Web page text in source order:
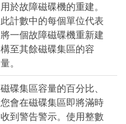
用於故障磁碟機的重建。
此計數中的每個單位代表
將一個故障磁碟機重新建
構至其餘磁碟集區的容
量。
磁碟集區容量的百分比、
您會在磁碟集區即將滿時
收到警告警示。使用整數